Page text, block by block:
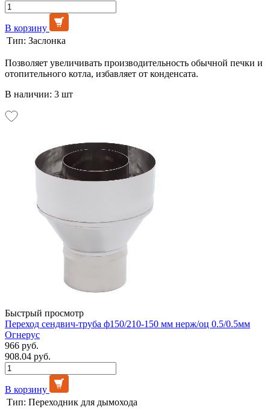
В корзину
Тип: Заслонка
Позволяет увеличивать производительность обычной печки и
отопительного котла, избавляет от конденсата.
В наличии: 3 шт
Быстрый просмотр
Переход сендвич-труба ф150/210-150 мм нерж/оц 0.5/0.5мм
Огнерус
966 руб.
908.04 руб.
В корзину
Тип: Переходник для дымохода